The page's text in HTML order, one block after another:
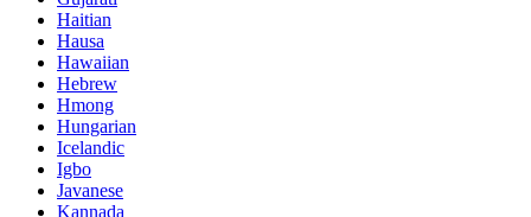
Haitian
Hausa
Hawaiian
Hebrew
Hmong
Hungarian
Icelandic
Igbo
Javanese
Kannada